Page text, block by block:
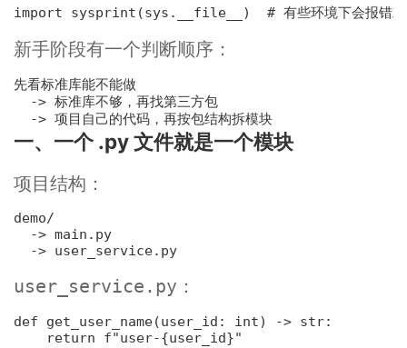
import sysprint(sys.__file__) # 有些环境下会报错
新手阶段有一个判断顺序：
先看标准库能不能做
-> 标准库不够，再找第三方包
-> 项目自己的代码，再按包结构拆模块
一、一个 .py 文件就是一个模块
项目结构：
demo/
  -> main.py
user_service.py ：
def get_user_name(user_id: int) -> str:
return f"user-{user_id}"